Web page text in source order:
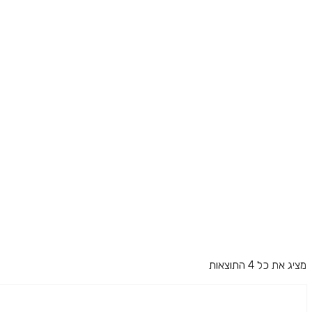
מציג את כל 4 התוצאות